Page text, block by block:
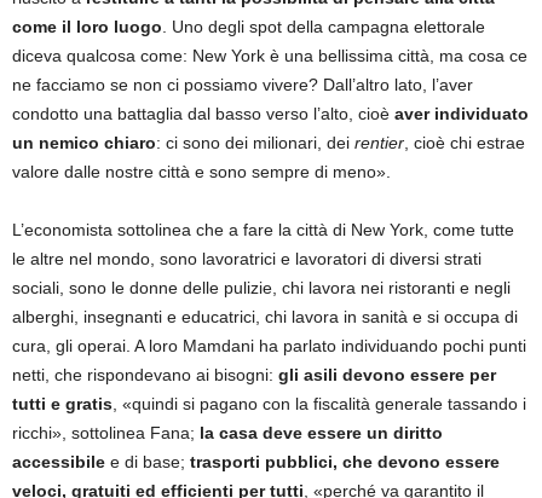
come il loro luogo. Uno degli spot della campagna elettorale
diceva qualcosa come: New York è una bellissima città, ma cosa ce
ne facciamo se non ci possiamo vivere? Dall’altro lato, l’aver
condotto una battaglia dal basso verso l’alto, cioè aver individuato
un nemico chiaro: ci sono dei milionari, dei rentier, cioè chi estrae
valore dalle nostre città e sono sempre di meno».
L’economista sottolinea che a fare la città di New York, come tutte
le altre nel mondo, sono lavoratrici e lavoratori di diversi strati
sociali, sono le donne delle pulizie, chi lavora nei ristoranti e negli
alberghi, insegnanti e educatrici, chi lavora in sanità e si occupa di
cura, gli operai. A loro Mamdani ha parlato individuando pochi punti
netti, che rispondevano ai bisogni: gli asili devono essere per
tutti e gratis, «quindi si pagano con la fiscalità generale tassando i
ricchi», sottolinea Fana; la casa deve essere un diritto
accessibile e di base; trasporti pubblici, che devono essere
veloci, gratuiti ed efficienti per tutti, «perché va garantito il